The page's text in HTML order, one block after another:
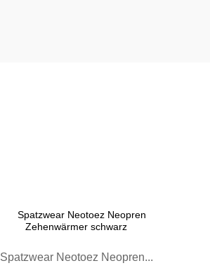
Spatzwear Neotoez Neopren...